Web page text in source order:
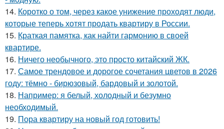
14. Коротко о том, через какое унижение проходят люди,
которые теперь хотят продать квартиру в России.
15. Краткая памятка, как найти гармонию в своей
квартире.
16. Ничего необычного, это просто китайский ЖК.
17. Самое трендовое и дорогое сочетания цветов в 2026
году: тёмно - бирюзовый, бардовый и золотой.
18. Например: я белый, холодный и безумно
необходимый.
19. Пора квартиру на новый год готовить!